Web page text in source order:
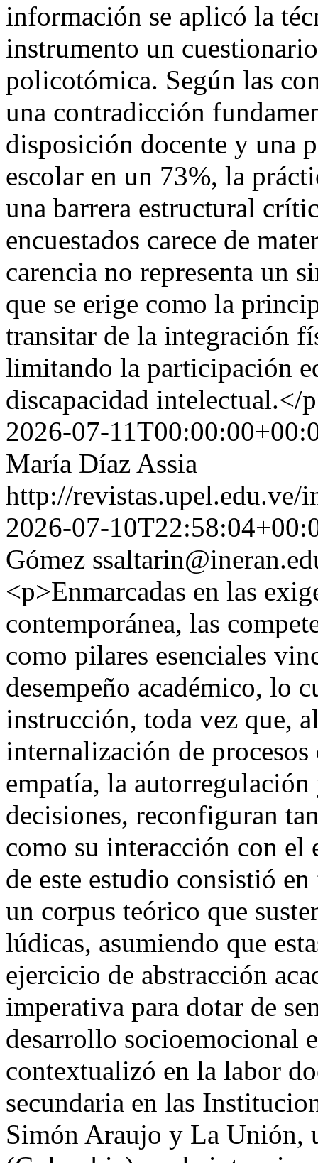
información se aplicó la
instrumento un
policotómica. Según las
una contradicción
disposición docente y una
escolar en un 73%, la
una barrera estructural
encuestados carece de
carencia no representa un
que se erige como la
transitar de la integración
limitando la participación
discapacidad
2026-07-
María Díaz Assia
http://
2026-07-
Gómez
<p>Enmarcadas en las
contemporánea, las
como pilares esenciales
desempeño académico, lo
instrucción, toda vez que,
internalización de
empatía, la
decisiones, reconfiguran
como su interacción con
de este estudio consistió
un corpus teórico que
lúdicas, asumiendo que
ejercicio de abstracción
imperativa para dotar de
desarrollo socioemocional
contextualizó en la labor
secundaria en las
Simón Araujo y La Unión,